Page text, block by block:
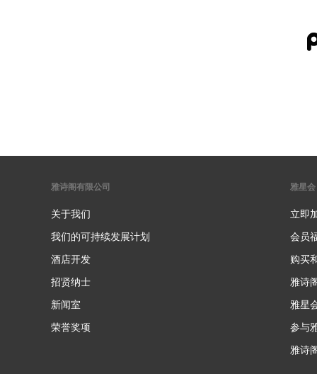
雅诗阁有限公司
关于我们
我们的可持续发展计划
酒店开发
招贤纳士
新闻室
荣誉奖项
雅星会
立即
会员
购买
雅诗
雅星
参与
雅诗